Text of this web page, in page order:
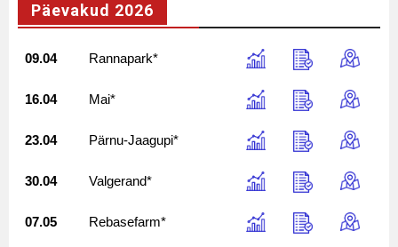
Päevakud 2026
09.04 Rannapark*
16.04 Mai*
23.04 Pärnu-Jaagupi*
30.04 Valgerand*
07.05 Rebasefarm*